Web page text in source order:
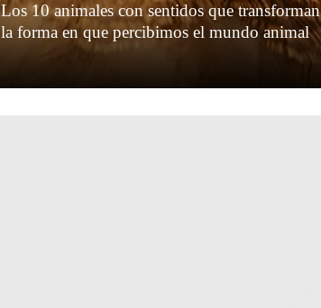
Los 10 animales con sentidos que transforman
la forma en que percibimos el mundo animal